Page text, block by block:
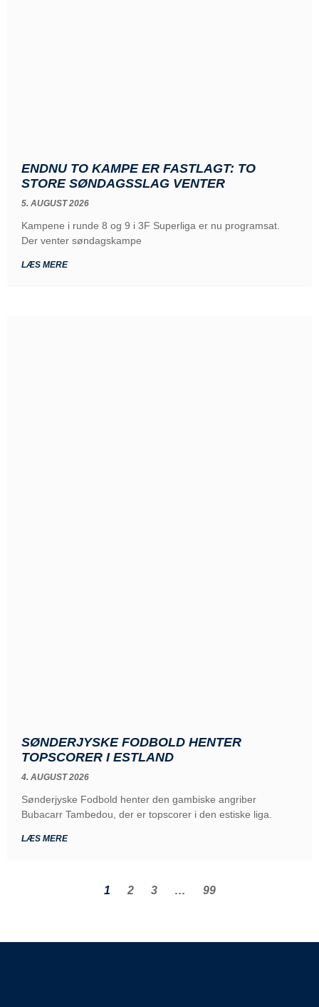
ENDNU TO KAMPE ER FASTLAGT: TO
STORE SØNDAGSSLAG VENTER
5. AUGUST 2026
Kampene i runde 8 og 9 i 3F Superliga er nu programsat.
Der venter søndagskampe
LÆS MERE
SØNDERJYSKE FODBOLD HENTER
TOPSCORER I ESTLAND
4. AUGUST 2026
Sønderjyske Fodbold henter den gambiske angriber
Bubacarr Tambedou, der er topscorer i den estiske liga.
LÆS MERE
1 2 3 … 99